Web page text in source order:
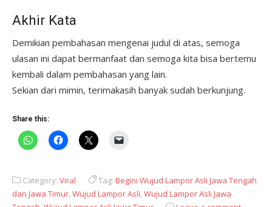
Akhir Kata
Demikian pembahasan mengenai judul di atas, semoga
ulasan ini dapat bermanfaat dan semoga kita bisa bertemu
kembali dalam pembahasan yang lain.
Sekian dari mimin, terimakasih banyak sudah berkunjung.
Share this:
Category: Viral Tag: Begini Wujud Lampor Asli Jawa Tengah
dan Jawa Timur,Wujud Lampor Asli,Wujud Lampor Asli Jawa